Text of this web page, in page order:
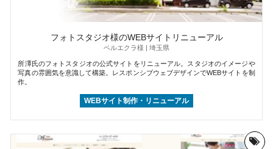
フォトスタジオ様のWEBサイトリニューアル
ベルエクラ様 | 埼玉県
所澤氏のフォトスタジオの公式サイトをリニューアル。スタジオのイメージや
写真の雰囲気を意識して構築。レスポンシブウェブデザインでWEBサイトを制
作。
WEBサイト制作・リニューアル